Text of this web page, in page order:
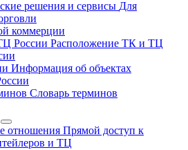
решения и сервисы Для
коммерции
России Расположение ТК и ТЦ
Информация об объектах
Словарь терминов
отношения Прямой доступ к
и ТЦ